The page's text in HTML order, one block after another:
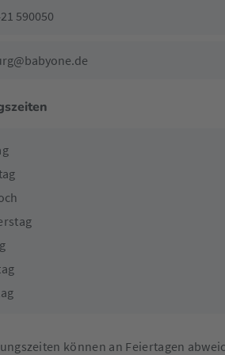
590050
können an Feiertagen